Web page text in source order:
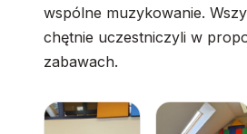
wspólne muzykowanie.
chętnie uczestniczyli w
zabawach.